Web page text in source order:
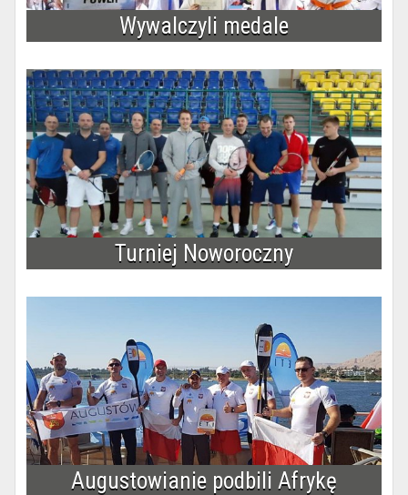
Wywalczyli medale
Turniej Noworoczny
Augustowianie podbili Afrykę